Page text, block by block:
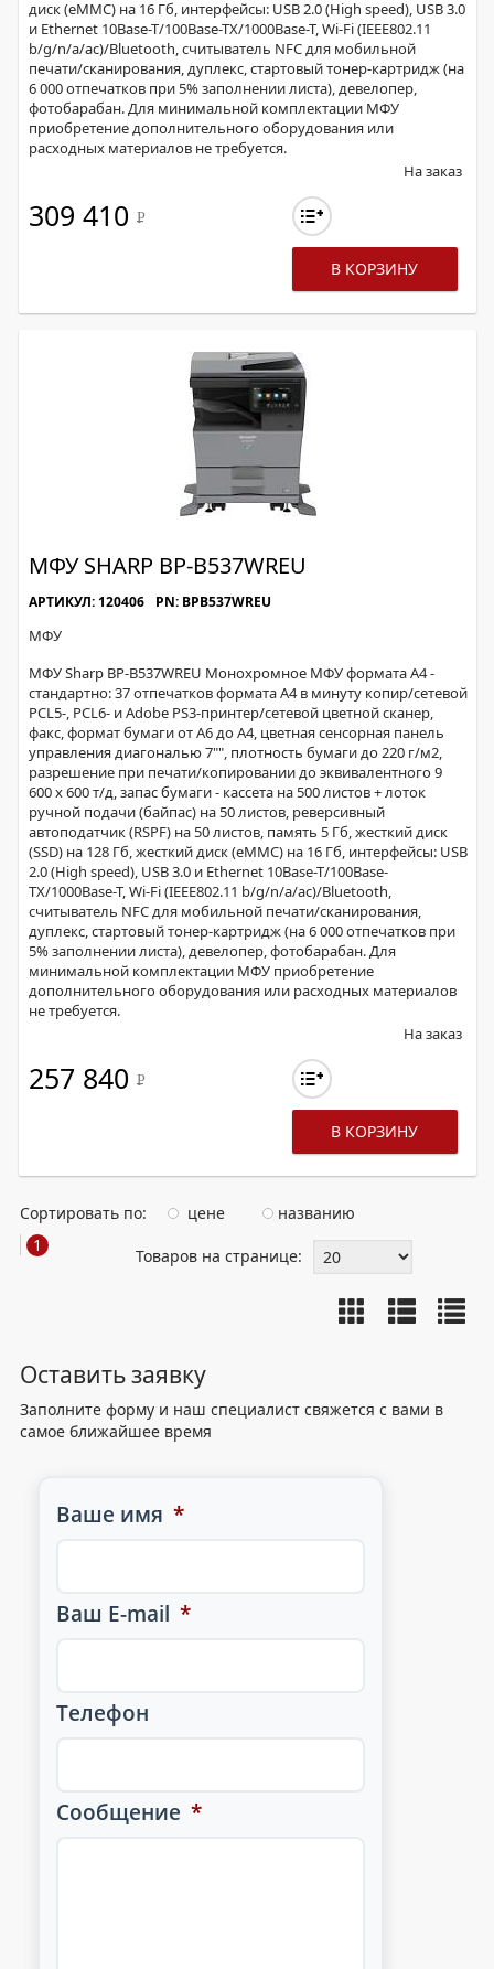
диск (eMMC) на 16 Гб, интерфейсы: USB 2.0 (High speed), USB 3.0
и Ethernet 10Base-T/100Base-TX/1000Base-T, Wi-Fi (IEEE802.11
b/g/n/a/ac)/Bluetooth, считыватель NFC для мобильной
печати/сканирования, дуплекс, стартовый тонер-картридж (на
6 000 отпечатков при 5% заполнении листа), девелопер,
фотобарабан. Для минимальной комплектации МФУ
приобретение дополнительного оборудования или
расходных материалов не требуется.
На заказ
309 410 Р
В КОРЗИНУ
МФУ SHARP BP-B537WREU
АРТИКУЛ: 120406 PN: BPB537WREU
МФУ
МФУ Sharp BP-B537WREU Монохромное МФУ формата A4 -
стандартно: 37 отпечатков формата A4 в минуту копир/сетевой
PCL5-, PCL6- и Adobe PS3-принтер/сетевой цветной сканер,
факс, формат бумаги от A6 до A4, цветная сенсорная панель
управления диагональю 7"", плотность бумаги до 220 г/м2,
разрешение при печати/копировании до эквивалентного 9
600 x 600 т/д, запас бумаги - кассета на 500 листов + лоток
ручной подачи (байпас) на 50 листов, реверсивный
автоподатчик (RSPF) на 50 листов, память 5 Гб, жесткий диск
(SSD) на 128 Гб, жесткий диск (eMMC) на 16 Гб, интерфейсы: USB
2.0 (High speed), USB 3.0 и Ethernet 10Base-T/100Base-
TX/1000Base-T, Wi-Fi (IEEE802.11 b/g/n/a/ac)/Bluetooth,
считыватель NFC для мобильной печати/сканирования,
дуплекс, стартовый тонер-картридж (на 6 000 отпечатков при
5% заполнении листа), девелопер, фотобарабан. Для
минимальной комплектации МФУ приобретение
дополнительного оборудования или расходных материалов
не требуется.
На заказ
257 840 Р
В КОРЗИНУ
Сортировать по: цене
названию
1
Товаров на странице:
Оставить заявку
Заполните форму и наш специалист свяжется с вами в
самое ближайшее время
Ваше имя *
Ваш E-mail *
Телефон
Сообщение *